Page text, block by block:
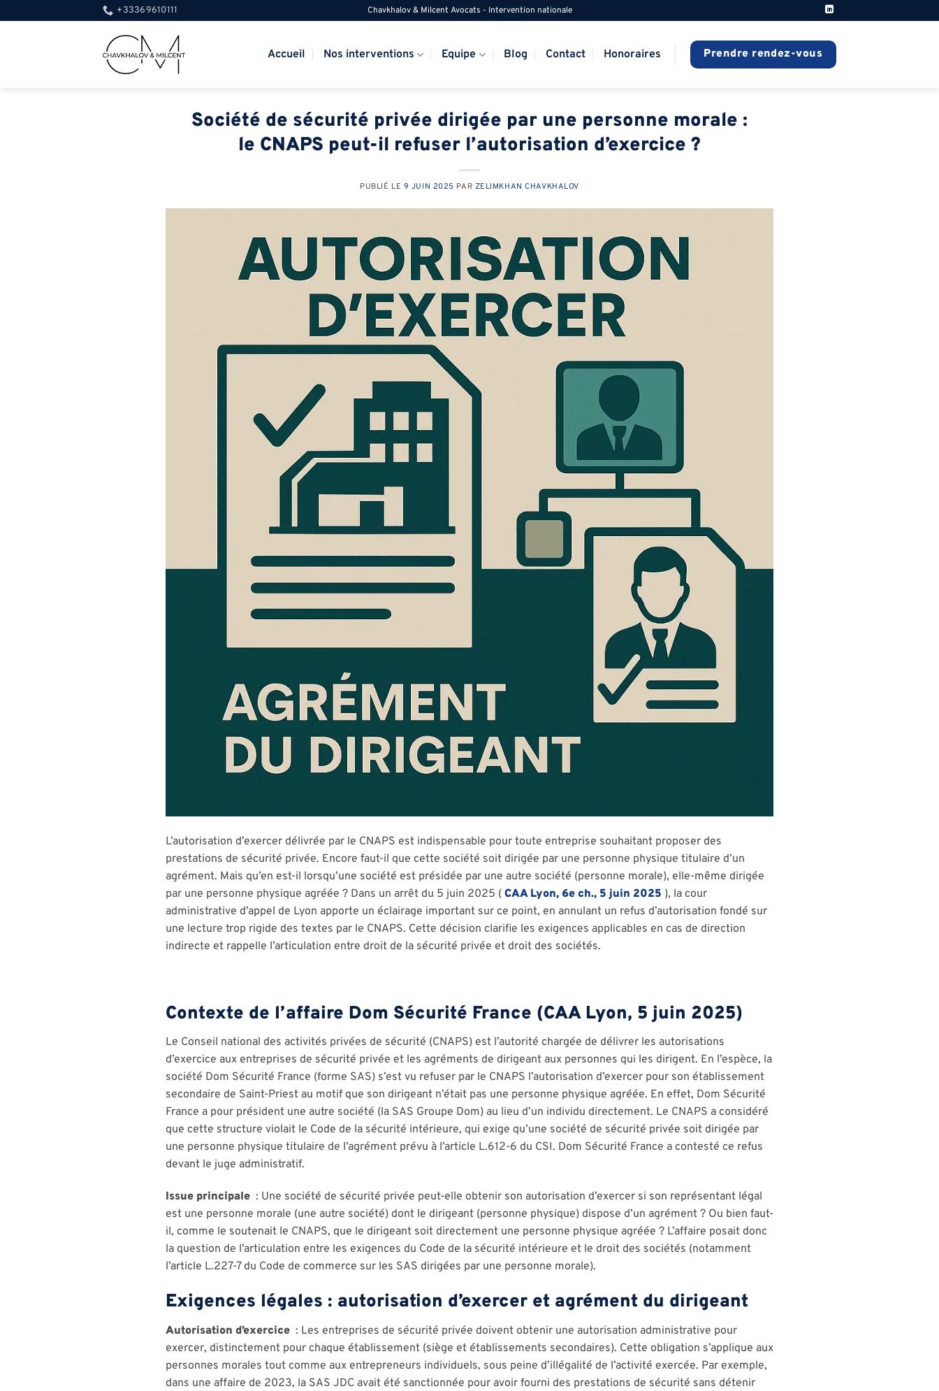
+33369610111 Chavkhalov & Milcent Avocats - Intervention nationale
Accueil Nos interventions Equipe Blog Contact Honoraires Prendre rendez-vous
Société de sécurité privée dirigée par une personne morale :
le CNAPS peut-il refuser l’autorisation d’exercice ?
PUBLIÉ LE 9 JUIN 2025 PAR ZELIMKHAN CHAVKHALOV
L’autorisation d’exercer délivrée par le CNAPS est indispensable pour toute entreprise souhaitant proposer des
prestations de sécurité privée. Encore faut-il que cette société soit dirigée par une personne physique titulaire d’un
agrément. Mais qu’en est-il lorsqu’une société est présidée par une autre société (personne morale), elle-même dirigée
par une personne physique agréée ? Dans un arrêt du 5 juin 2025 ( CAA Lyon, 6e ch., 5 juin 2025 ), la cour
administrative d’appel de Lyon apporte un éclairage important sur ce point, en annulant un refus d’autorisation fondé sur
une lecture trop rigide des textes par le CNAPS. Cette décision clarifie les exigences applicables en cas de direction
indirecte et rappelle l’articulation entre droit de la sécurité privée et droit des sociétés.
Contexte de l’affaire Dom Sécurité France (CAA Lyon, 5 juin 2025)
Le Conseil national des activités privées de sécurité (CNAPS) est l’autorité chargée de délivrer les autorisations
d’exercice aux entreprises de sécurité privée et les agréments de dirigeant aux personnes qui les dirigent. En l’espèce, la
société Dom Sécurité France (forme SAS) s’est vu refuser par le CNAPS l’autorisation d’exercer pour son établissement
secondaire de Saint-Priest au motif que son dirigeant n’était pas une personne physique agréée. En effet, Dom Sécurité
France a pour président une autre société (la SAS Groupe Dom) au lieu d’un individu directement. Le CNAPS a considéré
que cette structure violait le Code de la sécurité intérieure, qui exige qu’une société de sécurité privée soit dirigée par
une personne physique titulaire de l’agrément prévu à l’article L.612-6 du CSI. Dom Sécurité France a contesté ce refus
devant le juge administratif.
Issue principale : Une société de sécurité privée peut-elle obtenir son autorisation d’exercer si son représentant légal
est une personne morale (une autre société) dont le dirigeant (personne physique) dispose d’un agrément ? Ou bien faut-
il, comme le soutenait le CNAPS, que le dirigeant soit directement une personne physique agréée ? L’affaire posait donc
la question de l’articulation entre les exigences du Code de la sécurité intérieure et le droit des sociétés (notamment
l’article L.227-7 du Code de commerce sur les SAS dirigées par une personne morale).
Exigences légales : autorisation d’exercer et agrément du dirigeant
Autorisation d’exercice : Les entreprises de sécurité privée doivent obtenir une autorisation administrative pour
exercer, distinctement pour chaque établissement (siège et établissements secondaires). Cette obligation s’applique aux
personnes morales tout comme aux entrepreneurs individuels, sous peine d’illégalité de l’activité exercée. Par exemple,
dans une affaire de 2023, la SAS JDC avait été sanctionnée pour avoir fourni des prestations de sécurité sans détenir